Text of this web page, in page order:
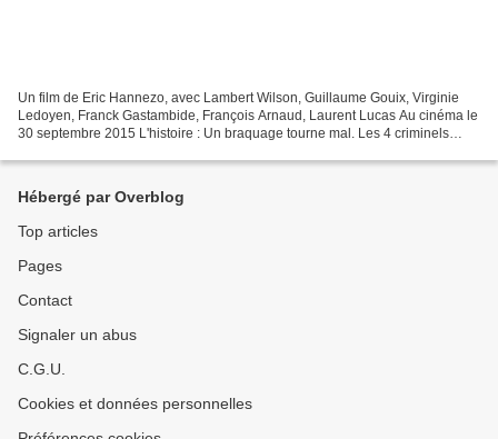
Un film de Eric Hannezo, avec Lambert Wilson, Guillaume Gouix, Virginie
Ledoyen, Franck Gastambide, François Arnaud, Laurent Lucas Au cinéma le
30 septembre 2015 L'histoire : Un braquage tourne mal. Les 4 criminels
Hébergé par Overblog
Top articles
Pages
Contact
Signaler un abus
C.G.U.
Cookies et données personnelles